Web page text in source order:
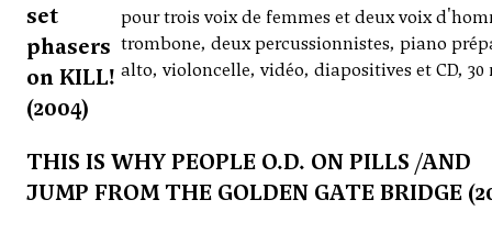
set
phasers
on KILL!
(2004)
pour trois voix de femmes et deux voix
trombone, deux percussionnistes, piano
alto, violoncelle, vidéo, diapositives et CD,
THIS IS WHY PEOPLE O.D. ON PILLS /AND
JUMP FROM THE GOLDEN GATE BRIDGE